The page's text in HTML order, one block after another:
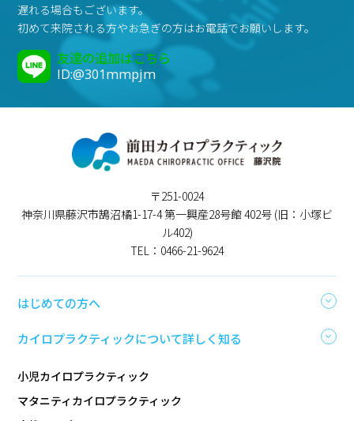
遅れる場合もございます。
初めて来院される方やお急ぎの方はお電話でお願いします。
友達の追加はこちら
ID:@301mmpjm
〒251-0024
神奈川県藤沢市鵠沼橘1-17-4 第一興産28号館 402号 (旧：小塚ビ
ル402)
TEL：0466-21-9624
はじめての方へ
カイロプラクティックについて詳しく知る
小児カイロプラクティック
マタニティカイロプラクティック